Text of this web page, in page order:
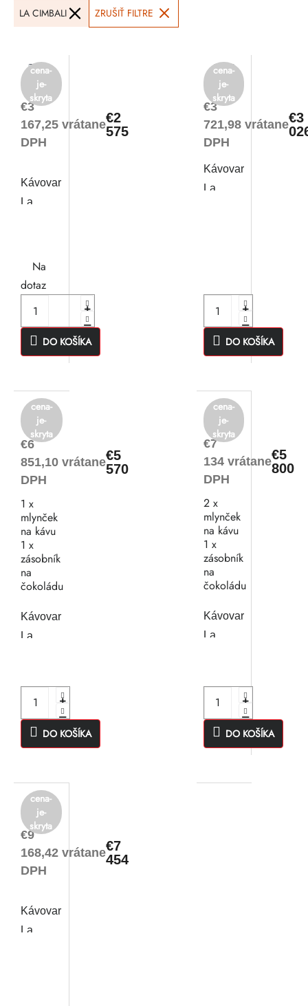
p
r
o
d
u
k
o
LA CIMBALI ZRUŠIŤ FILTRE
o
d
u
k
o
€3
167,25 vrátane
DPH
€2
575
Kávovar
La
JUNIOR
S1
cena-
je-
skryta
Na
dotaz
DO KOŠÍKA
€3
721,98 vrátane
DPH
€3
Kávovar
La
cena-
je-
skryta
DO KOŠÍKA
€6
851,10 vrátane
DPH
€5
570
1 x
mlynček
na kávu
1 x
zásobník
na
čokoládu
Kávovar
La
cena-
je-
skryta
DO KOŠÍKA
€7
134 vrátane
DPH
€5
800
2 x
mlynček
na kávu
1 x
zásobník
na
čokoládu
Kávovar
La
cena-
je-
skryta
DO KOŠÍKA
€9
168,42 vrátane
DPH
€7
454
Kávovar
La
cena-
je-
skryta